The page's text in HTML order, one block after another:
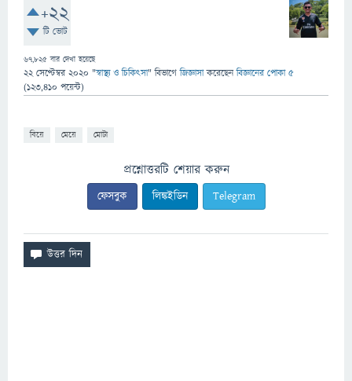
+22
টি ভোট
67,825 বার দেখা হয়েছে
22 সেপ্টেম্বর 2020 "স্বাস্থ্য ও চিকিৎসা" বিভাগে জিজ্ঞাসাকরেছেনবিজ্ঞানের পোকা ৫
(123,410 পয়েন্ট)
বিয়ে মেয়ে মোটা
প্রশ্নোত্তরটি শেয়ার করুন
ফেসবুক লিঙ্কইডিন Telegram